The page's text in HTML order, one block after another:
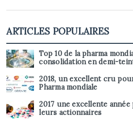
ARTICLES POPULAIRES
Top 10 de la pharma
consolidation en demi-
2018, un excellent cru
Pharma mondiale
2017 une excellente
leurs actionnaires